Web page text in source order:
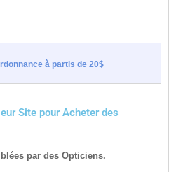
à partis de 20$
Site pour Acheter des
par des Opticiens.